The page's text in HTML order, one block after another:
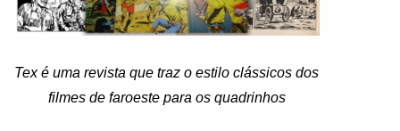
Tex é uma revista que traz o estilo clássicos dos
filmes de faroeste para os quadrinhos